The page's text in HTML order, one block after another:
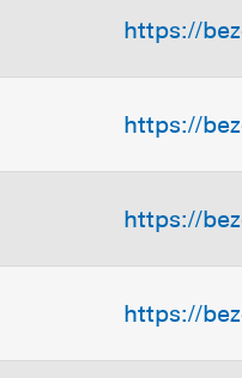
https://
https://
https://
https://